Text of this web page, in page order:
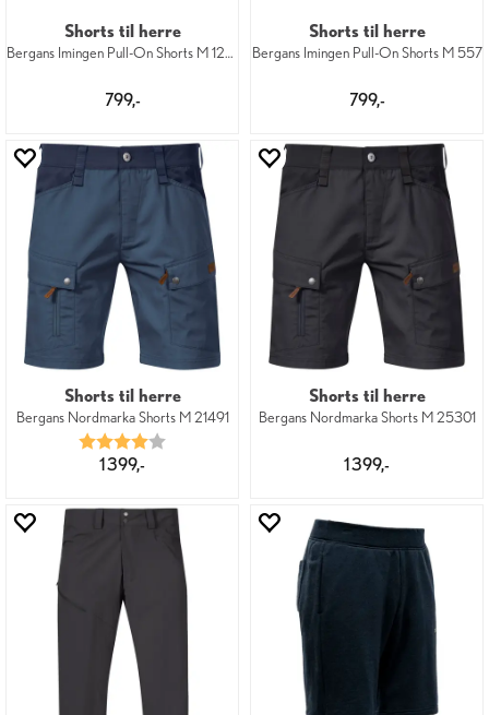
Shorts til herre
Bergans Imingen Pull-On Shorts M 12731
799,-
Shorts til herre
Bergans Imingen Pull-On Shorts M 557
799,-
Shorts til herre
Bergans Nordmarka Shorts M 21491
Karakter:
1 399,-
Shorts til herre
Bergans Nordmarka Shorts M 25301
1 399,-